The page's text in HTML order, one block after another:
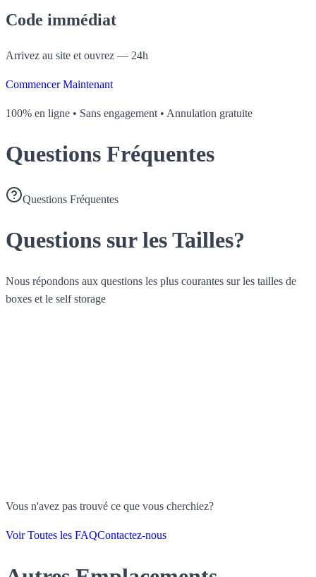
Code immédiat
Arrivez au site et ouvrez — 24h
Commencer Maintenant
100% en ligne • Sans engagement • Annulation gratuite
Questions Fréquentes
Questions Fréquentes
Questions sur les Tailles?
Nous répondons aux questions les plus courantes sur les tailles de
boxes et le self storage
Vous n'avez pas trouvé ce que vous cherchiez?
Voir Toutes les FAQContactez-nous